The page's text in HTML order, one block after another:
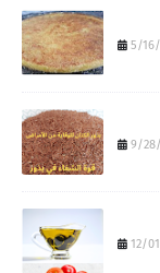
5/
9/
12/